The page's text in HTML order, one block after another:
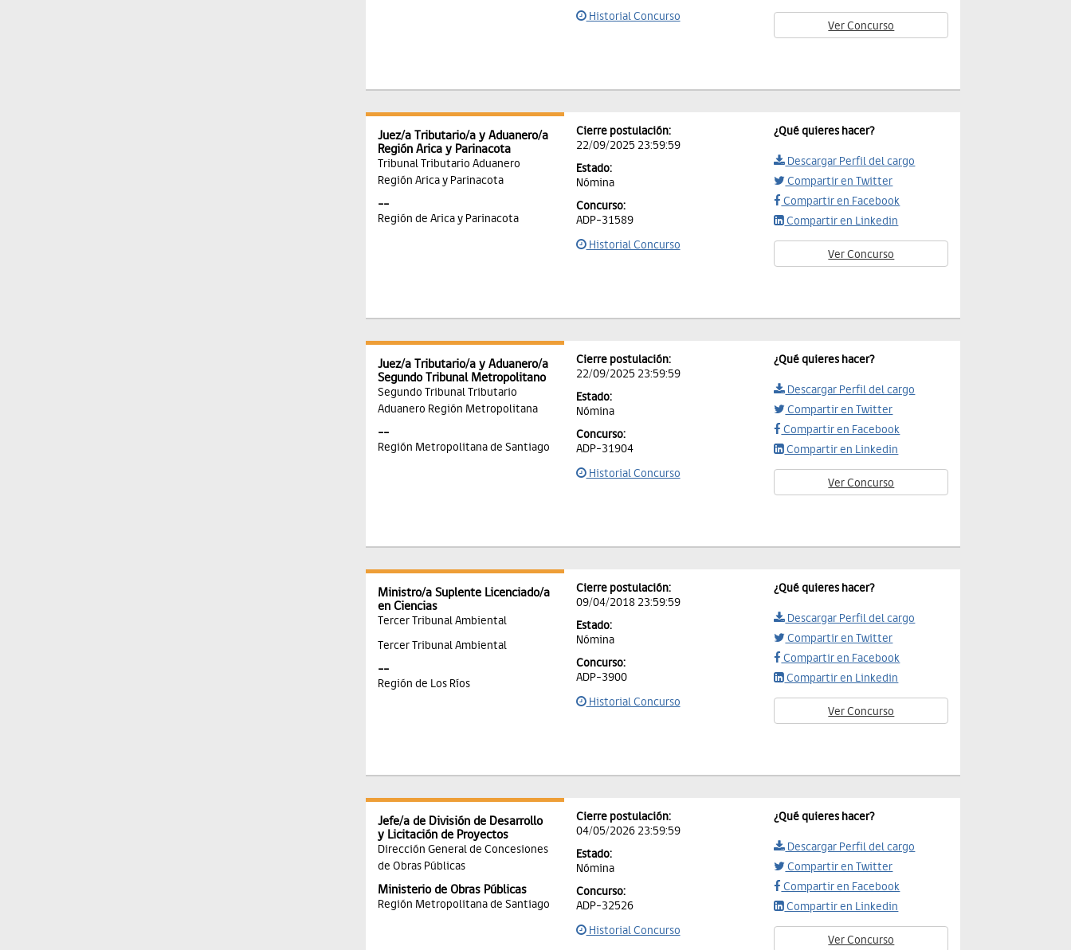
Historial Concurso
Ver Concurso
Juez/a Tributario/a y Aduanero/a
Región Arica y Parinacota
Tribunal Tributario Aduanero
Región Arica y Parinacota
--
Región de Arica y Parinacota
Cierre postulación:
22/09/2025 23:59:59
Estado:
Nómina
Concurso:
ADP-31589
Historial Concurso
¿Qué quieres hacer?
Descargar Perfil del cargo
Compartir en Twitter
Compartir en Facebook
Compartir en Linkedin
Ver Concurso
Juez/a Tributario/a y Aduanero/a
Segundo Tribunal Metropolitano
Segundo Tribunal Tributario
Aduanero Región Metropolitana
--
Región Metropolitana de Santiago
Cierre postulación:
22/09/2025 23:59:59
Estado:
Nómina
Concurso:
ADP-31904
Historial Concurso
¿Qué quieres hacer?
Descargar Perfil del cargo
Compartir en Twitter
Compartir en Facebook
Compartir en Linkedin
Ver Concurso
Ministro/a Suplente Licenciado/a
en Ciencias
Tercer Tribunal Ambiental
Tercer Tribunal Ambiental
--
Región de Los Ríos
Cierre postulación:
09/04/2018 23:59:59
Estado:
Nómina
Concurso:
ADP-3900
Historial Concurso
¿Qué quieres hacer?
Descargar Perfil del cargo
Compartir en Twitter
Compartir en Facebook
Compartir en Linkedin
Ver Concurso
Jefe/a de División de Desarrollo
y Licitación de Proyectos
Dirección General de Concesiones
de Obras Públicas
Ministerio de Obras Públicas
Región Metropolitana de Santiago
Cierre postulación:
04/05/2026 23:59:59
Estado:
Nómina
Concurso:
ADP-32526
Historial Concurso
¿Qué quieres hacer?
Descargar Perfil del cargo
Compartir en Twitter
Compartir en Facebook
Compartir en Linkedin
Ver Concurso